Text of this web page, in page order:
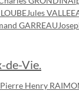
Jules VALLEE
GARREAU
de-Vie.
Pierre Henry